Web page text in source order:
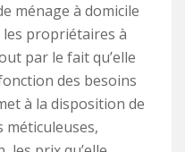
ménage à domicile
propriétaires à
par le fait qu’elle
des besoins
à la disposition de
méticuleuses,